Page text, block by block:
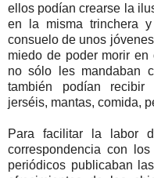
ellos podían crearse la
en la misma trinchera
consuelo de unos
miedo de poder morir
no sólo les mandaban
también podían recibir
jerséis, mantas, comida,
Para facilitar la labor
correspondencia con
periódicos publicaban